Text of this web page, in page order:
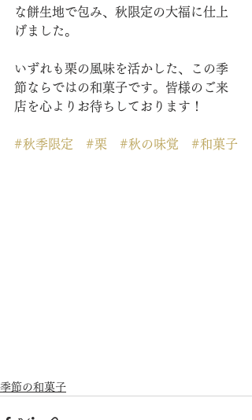
な餅生地で包み、秋限定の大福に仕上
げました。
いずれも栗の風味を活かした、この季
節ならではの和菓子です。皆様のご来
店を心よりお待ちしております！
#秋季限定 #栗 #秋の味覚 #和菓子
季節の和菓子